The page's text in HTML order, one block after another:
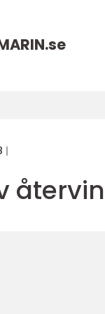
se